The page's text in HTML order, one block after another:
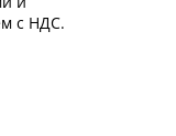
с НДС.